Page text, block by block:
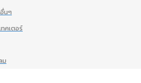
นๆ
คเตอร์
ม